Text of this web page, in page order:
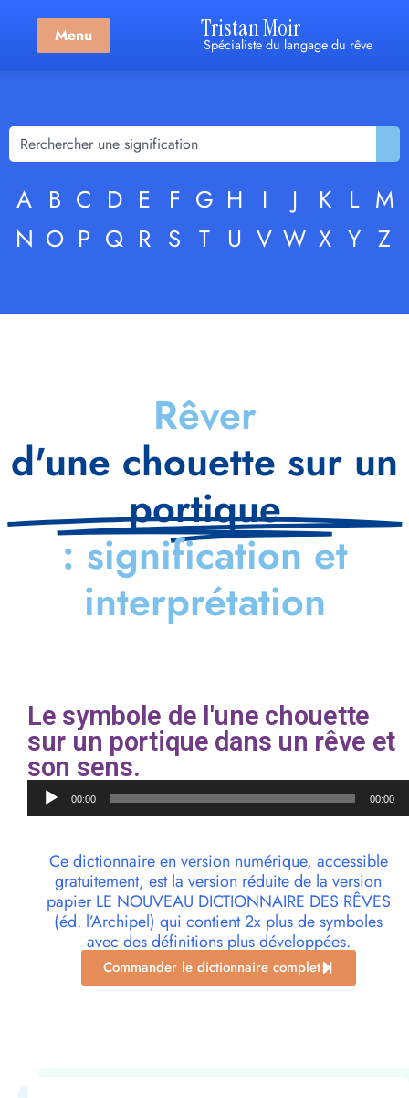
Menu Tristan Moir
Spécialiste du langage du rêve
A B C D E F G H I J K L M
N O P Q R S T U V W X Y Z
Rêver
d'une chouette sur un
portique
: signification et
interprétation
Le symbole de l'une chouette
sur un portique dans un rêve et
son sens.
Lecteur
audio00:00 00:00
Ce dictionnaire en version numérique, accessible
gratuitement, est la version réduite de la version
papier LE NOUVEAU DICTIONNAIRE DES RÊVES
(éd. l’Archipel) qui contient 2x plus de symboles
avec des définitions plus développées.
Commander le dictionnaire complet